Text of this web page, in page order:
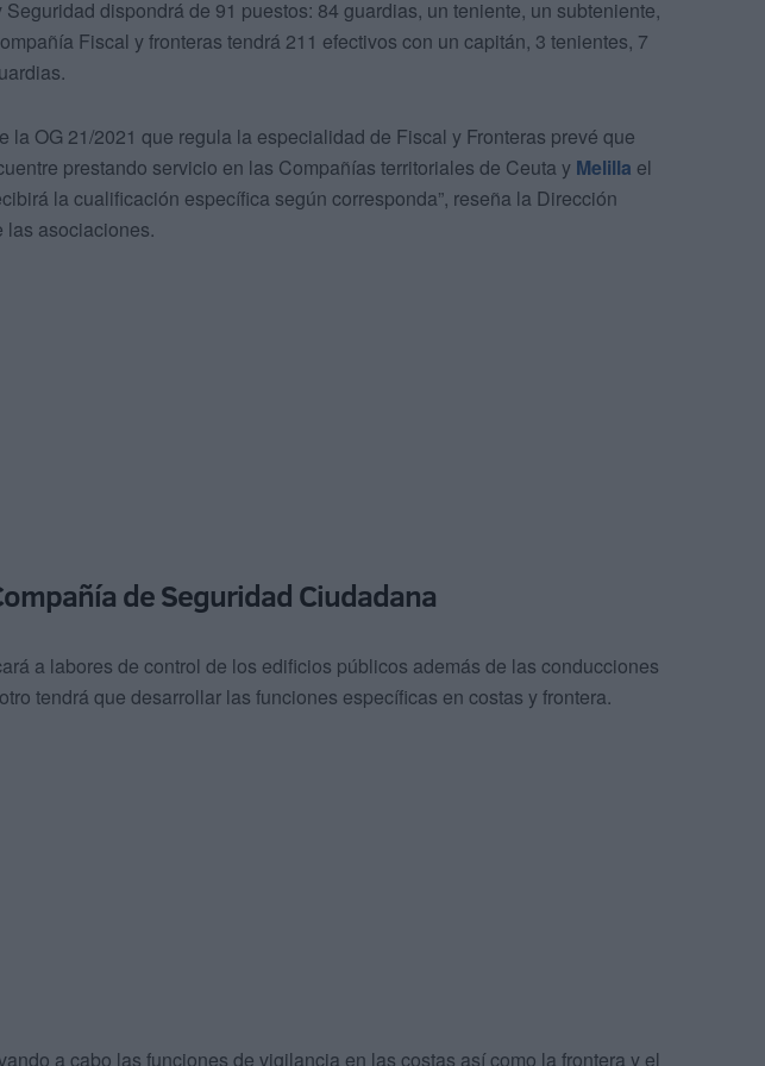
dispondrá de 91 puestos: 84 guardias, un teniente, un subteniente,
Fiscal y fronteras tendrá 211 efectivos con un capitán, 3 tenientes, 7
la OG 21/2021 que regula la especialidad de Fiscal y Fronteras prevé que
prestando servicio en las Compañías territoriales de Ceuta y Melilla el
la cualificación específica según corresponda”, reseña la Dirección
las asociaciones.
de Seguridad Ciudadana
a labores de control de los edificios públicos además de las conducciones
tendrá que desarrollar las funciones específicas en costas y frontera.
a cabo las funciones de vigilancia en las costas así como la frontera y el